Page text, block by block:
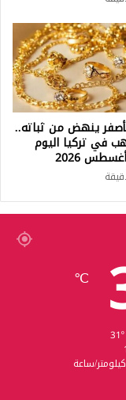
ينهض من ثباته..
في تركيا اليوم
℃